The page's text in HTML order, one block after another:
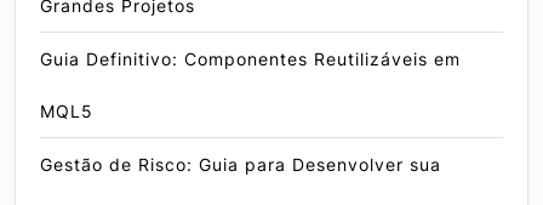
Grandes Projetos
Guia Definitivo: Componentes Reutilizáveis em
MQL5
Gestão de Risco: Guia para Desenvolver sua